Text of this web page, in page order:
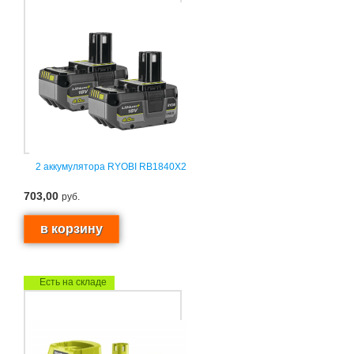
2 аккумулятора RYOBI RB1840X2
703,00 руб.
Есть на складе